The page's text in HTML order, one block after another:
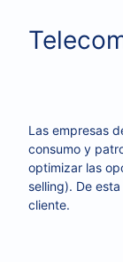
Las empresas
consumo y
optimizar las
selling). De
cliente.